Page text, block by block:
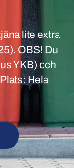
lite extra
OBS! Du
YKB) och
Hela